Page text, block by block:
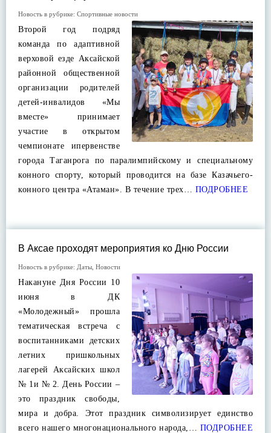
Новость в рубрике: Спортивные новости
Второй год подряд
команда по адаптивной
верховой езде Аксайской
районной общественной
организации родителей
детей-инвалидов «Мы
вместе» принимает
участие в открытом
чемпионате ипервенстве
города Таганрога по паралимпийскому и специальному
конного спорту, который проводится на базе Казачьего-
конного центра «Атаман». В течение трех… ПОДРОБНЕЕ
В Аксае проходят мероприятия ко Дню России
Новость в рубрике: Даты Новости
Накануне Дня России 10
июня в ДК
«Молодежный» прошла
тематическая встреча с
воспитанниками детских
летних пришкольных
лагерей Аксайских школ
№ 1и № 2. День России –
это праздник свободы,
мира и добра. Этот праздник символизирует единство
всего нашего многонационального народа,… ПОДРОБНЕЕ